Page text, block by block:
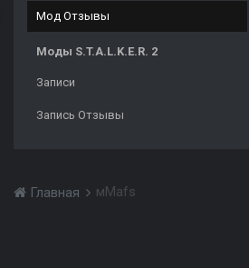
Мод Отзывы
Моды S.T.A.L.K.E.R. 2
Записи
Запись Отзывы
Главная мMafs